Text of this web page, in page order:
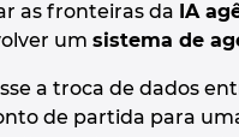
as fronteiras da IA
um sistema de
a troca de dados
de partida para